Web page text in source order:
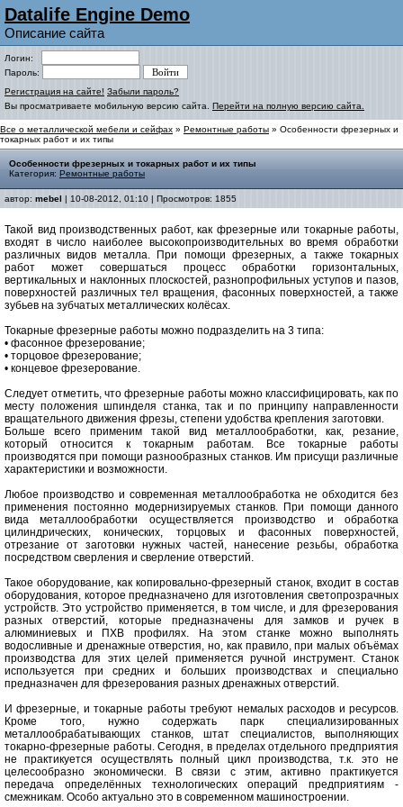
Datalife Engine Demo
Описание сайта
Логин:
Пароль:
Регистрация на сайте! Забыли пароль?
Вы просматриваете мобильную версию сайта. Перейти на полную версию сайта.
Все о металлической мебели и сейфах » Ремонтные работы » Особенности фрезерных и
токарных работ и их типы
Особенности фрезерных и токарных работ и их типы
Категория: Ремонтные работы
автор: mebel | 10-08-2012, 01:10 | Просмотров: 1855
Такой вид производственных работ, как фрезерные или токарные работы,
входят в число наиболее высокопроизводительных во время обработки
различных видов металла. При помощи фрезерных, а также токарных
работ может совершаться процесс обработки горизонтальных,
вертикальных и наклонных плоскостей, разнопрофильных уступов и пазов,
поверхностей различных тел вращения, фасонных поверхностей, а также
зубьев на зубчатых металлических колёсах.
Токарные фрезерные работы можно подразделить на 3 типа:
• фасонное фрезерование;
• торцовое фрезерование;
• концевое фрезерование.
Следует отметить, что фрезерные работы можно классифицировать, как по
месту положения шпинделя станка, так и по принципу направленности
вращательного движения фрезы, степени удобства крепления заготовки.
Больше всего применим такой вид металлообработки, как, резание,
который относится к токарным работам. Все токарные работы
производятся при помощи разнообразных станков. Им присущи различные
характеристики и возможности.
Любое производство и современная металлообработка не обходится без
применения постоянно модернизируемых станков. При помощи данного
вида металлообработки осуществляется производство и обработка
цилиндрических, конических, торцовых и фасонных поверхностей,
отрезание от заготовки нужных частей, нанесение резьбы, обработка
посредством сверления и сверление отверстий.
Такое оборудование, как копировально-фрезерный станок, входит в состав
оборудования, которое предназначено для изготовления светопрозрачных
устройств. Это устройство применяется, в том числе, и для фрезерования
разных отверстий, которые предназначены для замков и ручек в
алюминиевых и ПХВ профилях. На этом станке можно выполнять
водосливные и дренажные отверстия, но, как правило, при малых объёмах
производства для этих целей применяется ручной инструмент. Станок
используется при средних и больших производствах и специально
предназначен для фрезерования разных дренажных отверстий.
И фрезерные, и токарные работы требуют немалых расходов и ресурсов.
Кроме того, нужно содержать парк специализированных
металлообрабатывающих станков, штат специалистов, выполняющих
токарно-фрезерные работы. Сегодня, в пределах отдельного предприятия
не практикуется осуществлять полный цикл производства, т.к. это не
целесообразно экономически. В связи с этим, активно практикуется
передача определённых технологических операций предприятиям -
смежникам. Особо актуально это в современном машиностроении.